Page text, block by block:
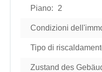
Piano: 2
Condizioni
Tipo di
Zustand des